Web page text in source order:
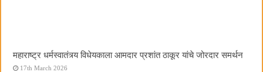
महाराष्ट्र धर्मस्वातंत्र्य विधेयकाला आमदार प्रशांत ठाकूर यांचे जोरदार समर्थन
17th March 2026